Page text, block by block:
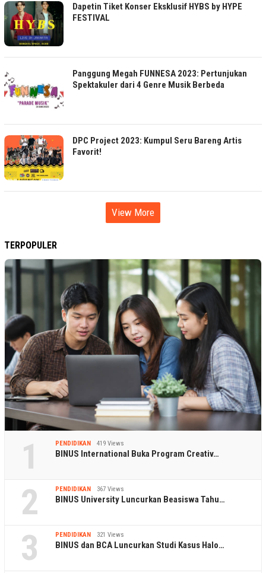
Dapetin Tiket Konser Eksklusif HYBS by HYPE
FESTIVAL
Panggung Megah FUNNESA 2023: Pertunjukan
Spektakuler dari 4 Genre Musik Berbeda
DPC Project 2023: Kumpul Seru Bareng Artis
Favorit!
View More
TERPOPULER
1 PENDIDIKAN 419 Views
BINUS International Buka Program Creativ…
2 PENDIDIKAN 367 Views
BINUS University Luncurkan Beasiswa Tahu…
3 PENDIDIKAN 321 Views
BINUS dan BCA Luncurkan Studi Kasus Halo…